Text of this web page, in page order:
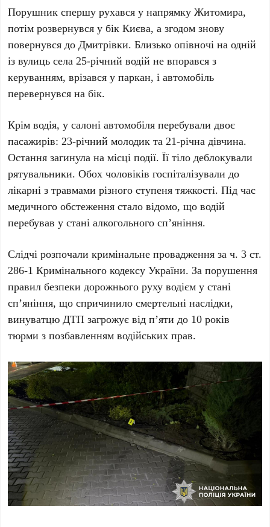
Порушник спершу рухався у напрямку Житомира,
потім розвернувся у бік Києва, а згодом знову
повернувся доДмитрівки. Близько опівночі на одній
із вулиць села25-річний водій не впорався з
керуванням, врізався у паркан, і автомобіль
перевернувся на бік.
Крім водія, у салоні автомобіля перебували двоє
пасажирів:23-річний молодик та21-річна дівчина.
Остання загинула на місці події. Її тіло деблокували
рятувальники. Обох чоловіків госпіталізували до
лікарні з травмами різного ступеня тяжкості. Під час
медичного обстеження стало відомо, що водій
перебував у стані алкогольного сп’яніння.
Слідчі розпочали кримінальне провадження зач. 3 ст.
286-1 Кримінального кодексу України. За порушення
правил безпеки дорожнього руху водієм у стані
сп’яніння, що спричинило смертельні наслідки,
винуватцю ДТП загрожує відп’яти до 10 років
тюрми з позбавленням водійських прав.